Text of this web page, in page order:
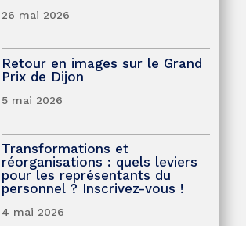
26 mai 2026
Retour en images sur le Grand
Prix de Dijon
5 mai 2026
Transformations et
réorganisations : quels leviers
pour les représentants du
personnel ? Inscrivez-vous !
4 mai 2026